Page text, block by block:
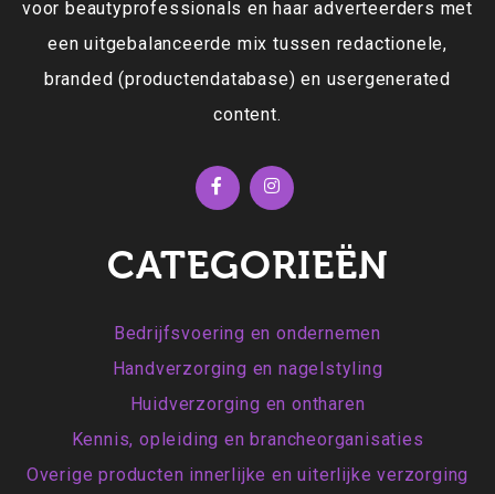
voor beautyprofessionals en haar adverteerders met
een uitgebalanceerde mix tussen redactionele,
branded (productendatabase) en usergenerated
content.
CATEGORIEËN
Bedrijfsvoering en ondernemen
Handverzorging en nagelstyling
Huidverzorging en ontharen
Kennis, opleiding en brancheorganisaties
Overige producten innerlijke en uiterlijke verzorging